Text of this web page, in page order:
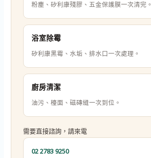
粉塵、矽利康殘膠、五金保護膜一次清完。
浴室除霉
矽利康黑霉、水垢、排水口一次處理。
廚房清潔
油污、檯面、磁磚縫一次到位。
需要直接諮詢，請來電
02 2783 9250